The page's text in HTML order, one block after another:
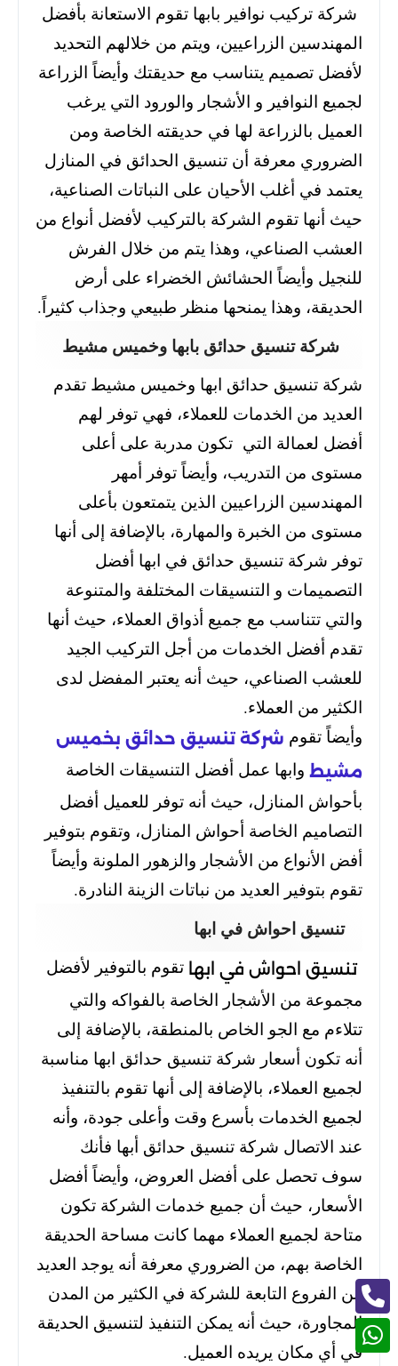
شركة تركيب نوافير بابها تقوم الاستعانة بأفضل
المهندسين الزراعيين، ويتم من خلالهم التحديد
لأفضل تصميم يتناسب مع حديقتك وأيضاً الزراعة
لجميع النوافير و الأشجار والورود التي يرغب
العميل بالزراعة لها في حديقته الخاصة ومن
الضروري معرفة أن تنسيق الحدائق في المنازل
يعتمد في أغلب الأحيان على النباتات الصناعية،
حيث أنها تقوم الشركة بالتركيب لأفضل أنواع من
العشب الصناعي، وهذا يتم من خلال الفرش
للنجيل وأيضاً الحشائش الخضراء على أرض
الحديقة، وهذا يمنحها منظر طبيعي وجذاب كثيراً.
شركة تنسيق حدائق بابها وخميس مشيط
شركة تنسيق حدائق ابها وخميس مشيط تقدم
العديد من الخدمات للعملاء، فهي توفر لهم
أفضل لعمالة التي تكون مدربة على أعلى
مستوى من التدريب، وأيضاً توفر أمهر
المهندسين الزراعيين الذين يتمتعون بأعلى
مستوى من الخبرة والمهارة، بالإضافة إلى أنها
توفر شركة تنسيق حدائق في ابها أفضل
التصميمات و التنسيقات المختلفة والمتنوعة
والتي تتناسب مع جميع أذواق العملاء، حيث أنها
تقدم أفضل الخدمات من أجل التركيب الجيد
للعشب الصناعي، حيث أنه يعتبر المفضل لدى
الكثير من العملاء.
وأيضاً تقوم شركة تنسيق حدائق بخميس
مشيط وابها عمل أفضل التنسيقات الخاصة
بأحواش المنازل، حيث أنه توفر للعميل أفضل
التصاميم الخاصة أحواش المنازل، وتقوم بتوفير
أفض الأنواع من الأشجار والزهور الملونة وأيضاً
تقوم بتوفير العديد من نباتات الزينة النادرة.
تنسيق احواش في ابها
تنسيق احواش في ابها تقوم بالتوفير لأفضل
مجموعة من الأشجار الخاصة بالفواكه والتي
تتلاءم مع الجو الخاص بالمنطقة، بالإضافة إلى
أنه تكون أسعار شركة تنسيق حدائق ابها مناسبة
لجميع العملاء، بالإضافة إلى أنها تقوم بالتنفيذ
لجميع الخدمات بأسرع وقت وأعلى جودة، وأنه
عند الاتصال شركة تنسيق حدائق أبها فأنك
سوف تحصل على أفضل العروض، وأيضاً أفضل
الأسعار، حيث أن جميع خدمات الشركة تكون
متاحة لجميع العملاء مهما كانت مساحة الحديقة
الخاصة بهم، من الضروري معرفة أنه يوجد العديد
من الفروع التابعة للشركة في الكثير من المدن
المجاورة، حيث أنه يمكن التنفيذ لتنسيق الحديقة
في أي مكان يريده العميل.